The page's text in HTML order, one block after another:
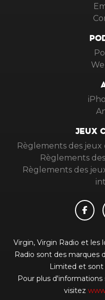
JEUX
Règlements des jeux
Règlements
Règlements des
Virgin, Virgin Radio et les
Radio sont des marques
Limited et sont
Pour plus
visitez